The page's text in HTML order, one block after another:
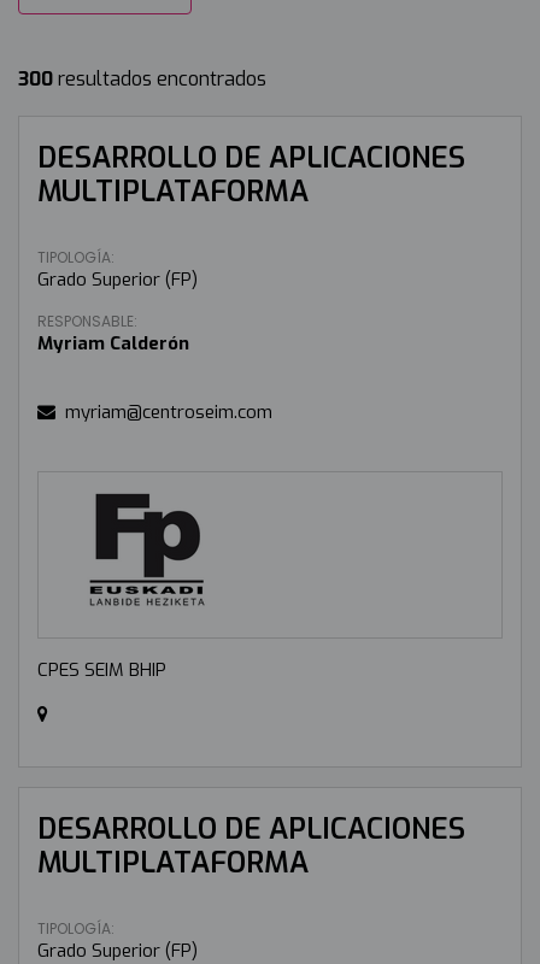
300resultados encontrados
DESARROLLO DE APLICACIONES
MULTIPLATAFORMA
TIPOLOGÍA:
Grado Superior (FP)
RESPONSABLE:
Myriam Calderón
myriam@centroseim.com
CPES SEIM BHIP
DESARROLLO DE APLICACIONES
MULTIPLATAFORMA
TIPOLOGÍA:
Grado Superior (FP)